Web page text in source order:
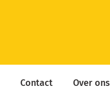
Contact Over ons